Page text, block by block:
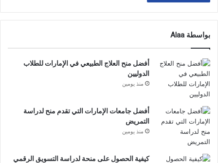
بواسطة Alaa
أفضل منح العلاج الطبيعي في الإمارات للطلاب
الدوليين
منذ يومين
أفضل جامعات الإمارات التي تقدم منح لدراسة
التمريض
منذ يومين
كيفية الحصول على منحة لدراسة التسويق الرقمي